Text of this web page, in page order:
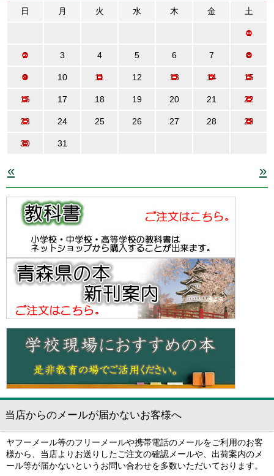
日 月 火 水 木 金 土
1
2 3 4 5 6 7 8
9 10 11 12 13 14 15
16 17 18 19 20 21 22
23 24 25 26 27 28 29
30 31
« »
当店からのメールが届かないお客様へ
ヤフーメール等のフリーメールや携帯電話のメールをご利用のお客
様から、当店よりお送りしたご注文の確認メールや、出荷案内のメ
ール等が届かないというお問い合わせを多数いただいております。